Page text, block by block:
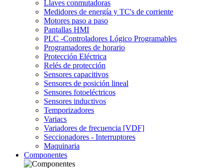
Llaves conmutadoras
Medidores de energía y TC's de corriente
Motores paso a paso
Pantallas HMI
PLC -Controladores Lógico Programables
Programadores de horario
Protección Eléctrica
Relés de protección
Sensores capacitivos
Sensores de posición lineal
Sensores fotoeléctricos
Sensores inductivos
Temporizadores
Variacs
Variadores de frecuencia [VDF]
Seccionadores - Interruptores
Maquinaria
Componentes